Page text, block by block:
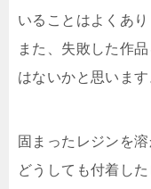
いることはよくあり
また、失敗した作
はないかと思います
固まったレジンを
どうしても付着し